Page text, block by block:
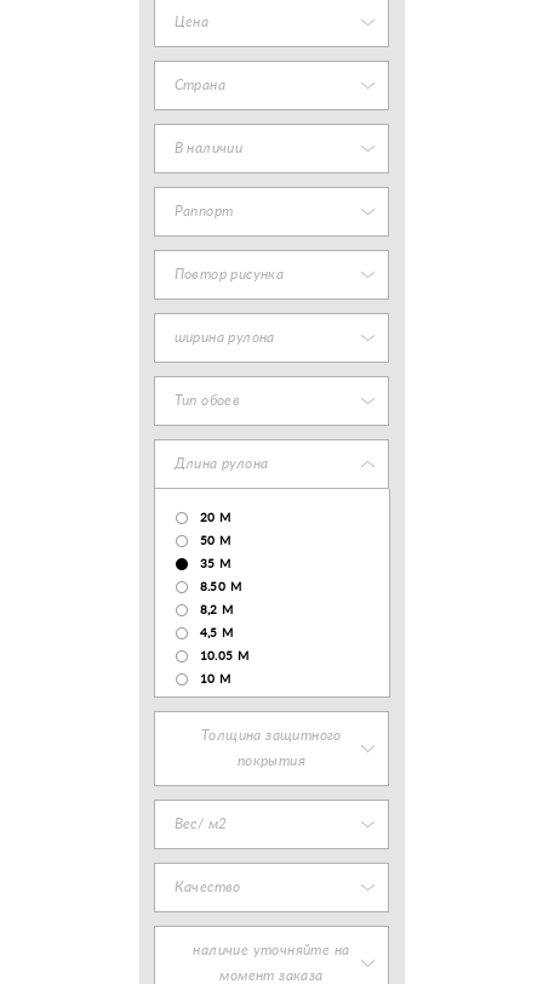
Цена
Страна
В наличии
Раппорт
Повтор рисунка
ширина рулона
Тип обоев
Длина рулона
20 М
50 М
35 М
8.50 М
8,2 М
4,5 М
10.05 М
10 М
Толщина защитного
покрытия
Вес/ м2
Качество
наличие уточняйте на
момент заказа